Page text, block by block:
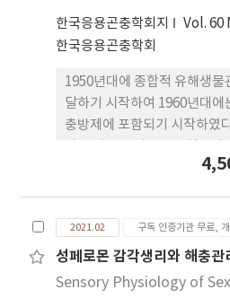
한국응용곤충학회지 Vol. 60
한국응용곤충학회
1950년대에 종합적 유해생
달하기 시작하여 1960년대에
충방제에 포함되기 시작하였
되었다. 우리나라 병해충 종
되었다. 우리나라 사과 병해충
년대 화학 농약을 이용한 방제
해충 및 천적생태에 대한 연
2021.02 구독 인증기관 무료,
성페로몬 감각생리와 해충관
Sensory Physiology of